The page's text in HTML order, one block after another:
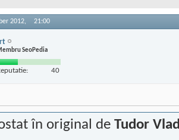
2012, 21:00
SeoPedia
40
în original de Tudor